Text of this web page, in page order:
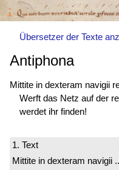
Übersetzer der Texte
Antiphona
Mittite in dexteram navigii
Werft das Netz auf der
werdet ihr finden!
1. Text
Mittite in dexteram navigii